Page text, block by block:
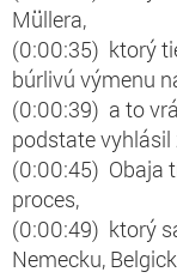
Müllera,
(0:00:35) ktorý
búrlivú výmenu
(0:00:39) a to
podstate
(0:00:45) Obaja
proces,
(0:00:49) ktorý
Nemecku,